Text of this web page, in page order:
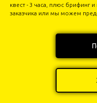
квест - 3 часа, плюс брифинг
заказчика или мы можем